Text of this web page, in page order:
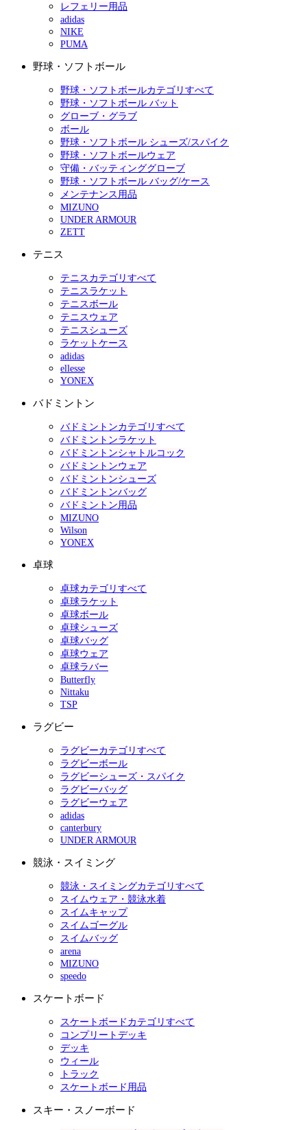
レフェリー用品
adidas
NIKE
PUMA
野球・ソフトボール
野球・ソフトボールカテゴリすべて
野球・ソフトボール バット
グローブ・グラブ
ボール
野球・ソフトボール シューズ/スパイク
野球・ソフトボールウェア
守備・バッティンググローブ
野球・ソフトボール バッグ/ケース
メンテナンス用品
MIZUNO
UNDER ARMOUR
ZETT
テニス
テニスカテゴリすべて
テニスラケット
テニスボール
テニスウェア
テニスシューズ
ラケットケース
adidas
ellesse
YONEX
バドミントン
バドミントンカテゴリすべて
バドミントンラケット
バドミントンシャトルコック
バドミントンウェア
バドミントンシューズ
バドミントンバッグ
バドミントン用品
MIZUNO
Wilson
YONEX
卓球
卓球カテゴリすべて
卓球ラケット
卓球ボール
卓球シューズ
卓球バッグ
卓球ウェア
卓球ラバー
Butterfly
Nittaku
TSP
ラグビー
ラグビーカテゴリすべて
ラグビーボール
ラグビーシューズ・スパイク
ラグビーバッグ
ラグビーウェア
adidas
canterbury
UNDER ARMOUR
競泳・スイミング
競泳・スイミングカテゴリすべて
スイムウェア・競泳水着
スイムキャップ
スイムゴーグル
スイムバッグ
arena
MIZUNO
speedo
スケートボード
スケートボードカテゴリすべて
コンプリートデッキ
デッキ
ウィール
トラック
スケートボード用品
スキー・スノーボード